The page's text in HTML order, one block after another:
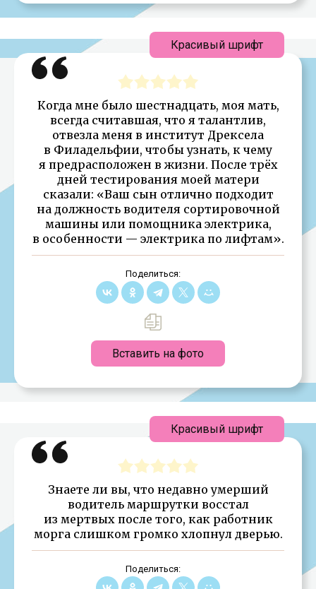
Когда мне было шестнадцать, моя мать,
всегда считавшая, что я талантлив,
отвезла меня в институт Дрексела
в Филадельфии, чтобы узнать, к чему
я предрасположен в жизни. После трёх
дней тестирования моей матери
сказали: «Ваш сын отлично подходит
на должность водителя сортировочной
машины или помощника электрика,
в особенности — электрика по лифтам».
Поделиться:
Вставить на фото
Красивый шрифт
Знаете ли вы, что недавно умерший
водитель маршрутки восстал
из мертвых после того, как работник
морга слишком громко хлопнул дверью.
Поделиться:
Красивый шрифт